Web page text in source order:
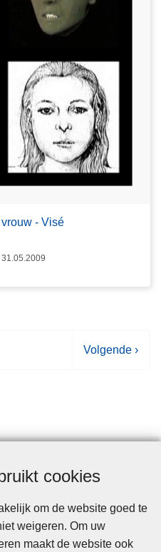
cookies
om de website goed te
weigeren. Om uw
maakt de website ook
- Visé
31.05.2009
V
n
e
a
g
i
Volgende ›